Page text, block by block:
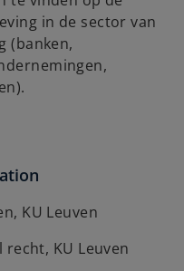
in de sector van
(banken,
KU Leuven
KU Leuven